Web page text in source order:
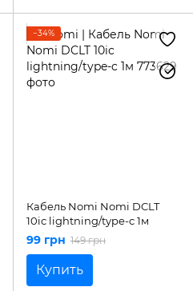
−34%
Кабель Nomi Nomi DCLT
10ic lightning/type-c 1м
99 грн 149 грн
Купить